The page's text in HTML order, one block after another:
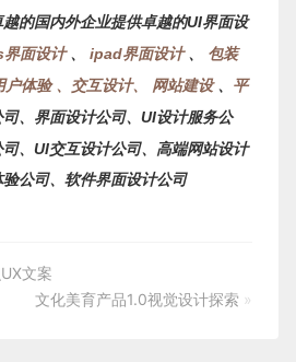
的国内外企业提供卓越的UI界面设
界面设计、 ipad界面设计 、 包装
户体验 、交互设计、 网站建设 、 平
、界面设计公司、UI设计服务公
、UI交互设计公司、高端网站设计
公司、软件界面设计公司
文案
文化美育产品1.0视觉设计探索 »